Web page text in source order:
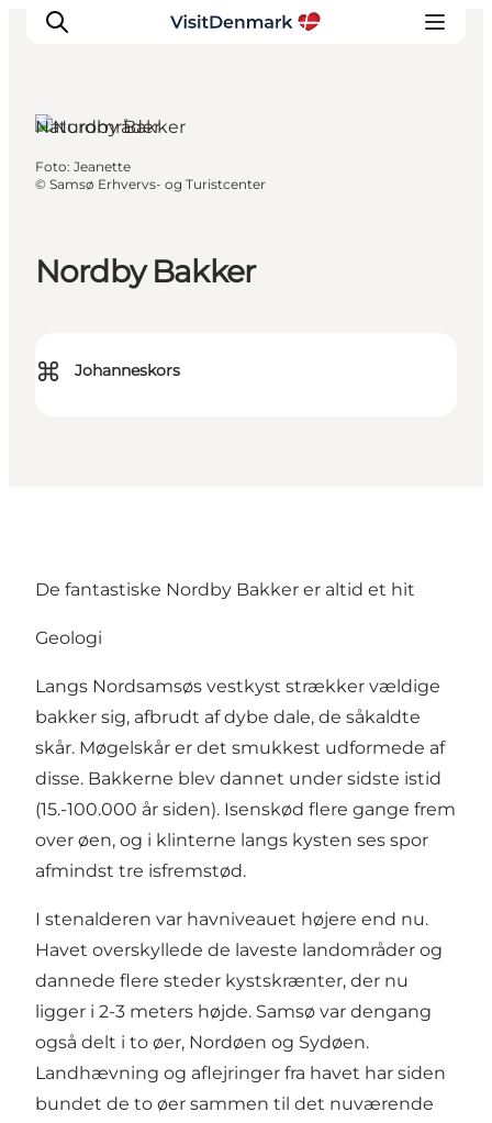
Inspiration
Overnatning
Nordby Bakker
⌘ Johanneskors
Naturområder
Foto: Jeanette
© Samsø Erhvervs- og Turistcenter
De fantastiske Nordby Bakker er altid et hit
Geologi
Langs Nordsamsøs vestkyst strækker vældige
bakker sig, afbrudt af dybe dale, de såkaldte
skår. Møgelskår er det smukkest udformede af
disse. Bakkerne blev dannet under sidste istid
(15.-100.000 år siden). Isenskød flere gange frem
over øen, og i klinterne langs kysten ses spor
afmindst tre isfremstød.
I stenalderen var havniveauet højere end nu.
Havet overskyllede de laveste landområder og
dannede flere steder kystskrænter, der nu
ligger i 2-3 meters højde. Samsø var dengang
også delt i to øer, Nordøen og Sydøen.
Landhævning og aflejringer fra havet har siden
bundet de to øer sammen til det nuværende